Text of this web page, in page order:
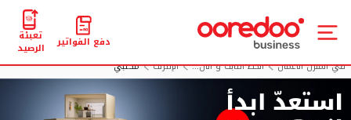
دفع الفواتير تعبئة
الرصيد
في المنزل الأعمال
الخط الثابت و الان... الإنترنت مکتبي